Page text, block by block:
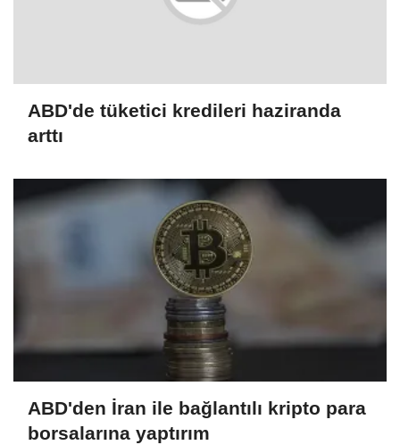
ABD'de tüketici kredileri haziranda
arttı
ABD'den İran ile bağlantılı kripto para
borsalarına yaptırım